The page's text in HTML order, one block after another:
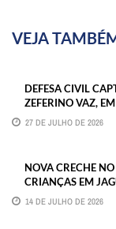
VEJA
DEFESA CIVIL
ZEFERINO VAZ,
27 DE JULHO DE 2026
NOVA CRECHE
CRIANÇAS EM
14 DE JULHO DE 2026